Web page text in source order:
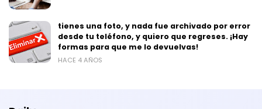
tienes una foto, y nada fue archivado por error
desde tu teléfono, y quiero que regreses. ¡Hay
formas para que me lo devuelvas!
HACE 4 AÑOS